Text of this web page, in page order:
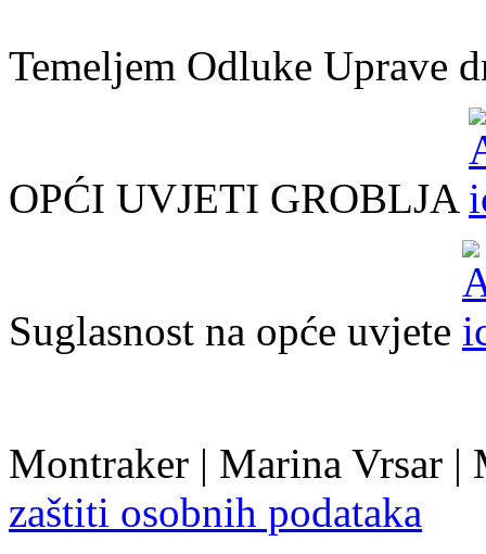
Temeljem Odluke Uprave
OPĆI UVJETI GROBLJA
Suglasnost na opće uvjete
Montraker | Marina Vrsar |
zaštiti osobnih podataka